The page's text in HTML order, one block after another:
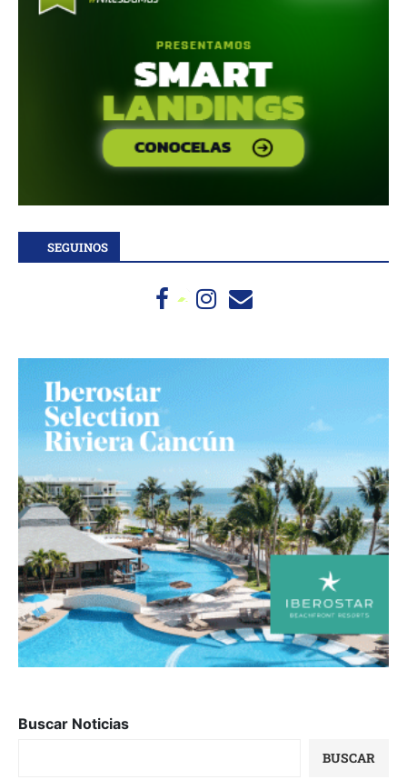
SEGUINOS
Buscar Noticias
BUSCAR